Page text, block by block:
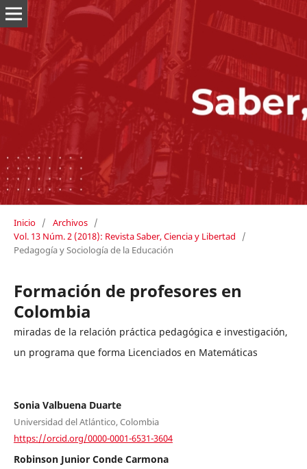
Inicio / Archivos /
Vol. 13 Núm. 2 (2018): Revista Saber, Ciencia y Libertad
/
Pedagogía y Sociología de la Educación
Formación de profesores en
Colombia
miradas de la relación práctica pedagógica e investigación,
un programa que forma Licenciados en Matemáticas
Sonia Valbuena Duarte
Universidad del Atlántico, Colombia
https://orcid.org/0000-0001-6531-3604
Robinson Junior Conde Carmona